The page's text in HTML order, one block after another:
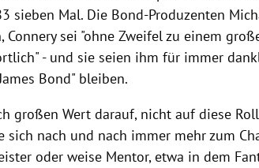
sieben Mal. Die Bond-Produzenten
Connery sei "ohne Zweifel zu einem
- und sie seien ihm für immer
Bond" bleiben.
großen Wert darauf, nicht auf diese
sich nach und nach immer mehr zum
oder weise Mentor, etwa in dem